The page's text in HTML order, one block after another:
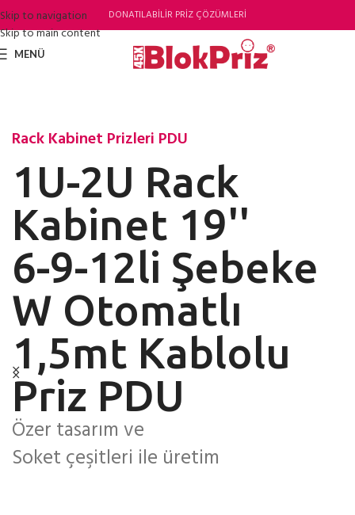
Skip to navigation
Skip to main content
DONATILABİLİR PRİZ ÇÖZÜMLERİ
MENÜ
Rack Kabinet Prizleri PDU
1U-2U Rack
Kabinet 19''
6-9-12li Şebeke
W Otomatlı
1,5mt Kablolu
Priz PDU
Özer tasarım ve
Soket çeşitleri ile üretim
Standart Profil Kasası
Modül
Standartında
Üretiyoruz
45x22,5
Masa Gömme
Alüminyum
Tasarım
Kablo Geçişi
Farklı Renk ve Priz
Seçenekleri